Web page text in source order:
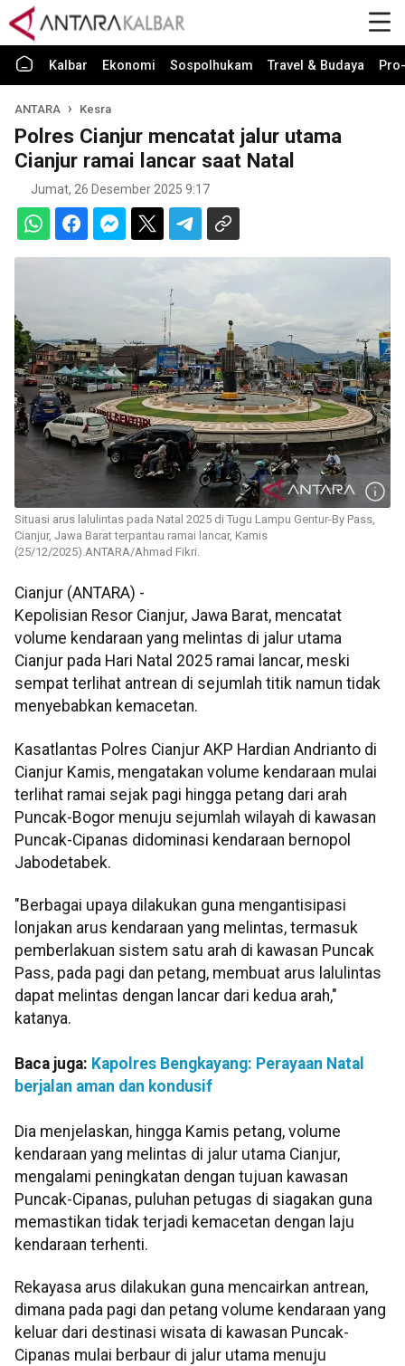
Kalbar Ekonomi Sospolhukam Travel & Budaya
ANTARA Kesra
Polres Cianjur mencatat jalur utama
Cianjur ramai lancar saat Natal
Jumat, 26 Desember 2025 9:17
Situasi arus lalulintas pada Natal 2025 di Tugu Lampu Gentur-By Pass,
Cianjur, Jawa Barat terpantau ramai lancar, Kamis
(25/12/2025).ANTARA/Ahmad Fikri.
Cianjur (ANTARA) -
Kepolisian Resor Cianjur, Jawa Barat, mencatat
volume kendaraan yang melintas di jalur utama
Cianjur pada Hari Natal 2025 ramai lancar, meski
sempat terlihat antrean di sejumlah titik namun tidak
menyebabkan kemacetan.
Kasatlantas Polres Cianjur AKP Hardian Andrianto di
Cianjur Kamis, mengatakan volume kendaraan mulai
terlihat ramai sejak pagi hingga petang dari arah
Puncak-Bogor menuju sejumlah wilayah di kawasan
Puncak-Cipanas didominasi kendaraan bernopol
Jabodetabek.
"Berbagai upaya dilakukan guna mengantisipasi
lonjakan arus kendaraan yang melintas, termasuk
pemberlakuan sistem satu arah di kawasan Puncak
Pass, pada pagi dan petang, membuat arus lalulintas
dapat melintas dengan lancar dari kedua arah,"
katanya.
Baca juga: Kapolres Bengkayang: Perayaan Natal
berjalan aman dan kondusif
Dia menjelaskan, hingga Kamis petang, volume
kendaraan yang melintas di jalur utama Cianjur,
mengalami peningkatan dengan tujuan kawasan
Puncak-Cipanas, puluhan petugas di siagakan guna
memastikan tidak terjadi kemacetan dengan laju
kendaraan terhenti.
Rekayasa arus dilakukan guna mencairkan antrean,
dimana pada pagi dan petang volume kendaraan yang
keluar dari destinasi wisata di kawasan Puncak-
Cipanas mulai berbaur di jalur utama menuju